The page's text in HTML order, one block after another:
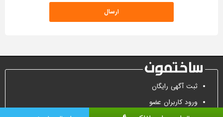
ثبت آگهی رایگان
ورود کاربران عضو